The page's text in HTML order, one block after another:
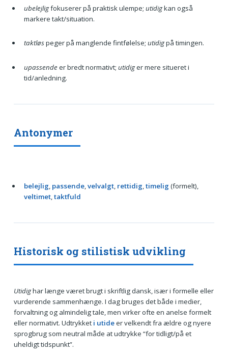
ubelejligfokuserer på praktisk ulempe; utidigkan også
markere takt/situation.
taktløspeger på manglende fintfølelse; utidigpå timingen.
upassendeer bredt normativt; utidiger mere situeret i
tid/anledning.
Antonymer
belejlig passende, velvalgt, rettidig timelig (formelt),
veltimet, taktfuld
Historisk og stilistisk udvikling
Utidighar længe været brugt i skriftlig dansk, især i formelle eller
vurderende sammenhænge. I dag bruges det både i medier,
forvaltning og almindelig tale, men virker ofte en anelse formelt
eller normativt. Udtrykket i utideer velkendt fra ældre og nyere
sprogbrug som neutral måde at udtrykke “for tidligt/på et
uheldigt tidspunkt”.